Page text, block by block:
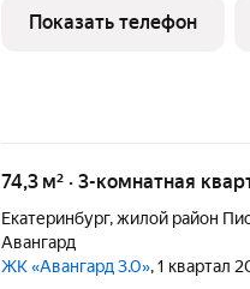
квартира как раз такой вариант. Что вы получаете: Просторные
58,8 кв. м:
Показать телефон
74,3 м² · 3-комнатная
Екатеринбург,жилой район
Авангард
ЖК «Авангард 3.0», 1 квартал